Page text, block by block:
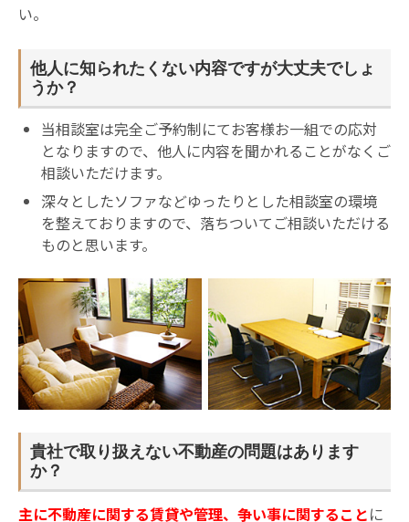
い。
他人に知られたくない内容ですが大丈夫でしょ
うか？
当相談室は完全ご予約制にてお客様お一組での応対
となりますので、他人に内容を聞かれることがなくご
相談いただけます。
深々としたソファなどゆったりとした相談室の環境
を整えておりますので、落ちついてご相談いただける
ものと思います。
貴社で取り扱えない不動産の問題はあります
か？
主に不動産に関する賃貸や管理、争い事に関することに